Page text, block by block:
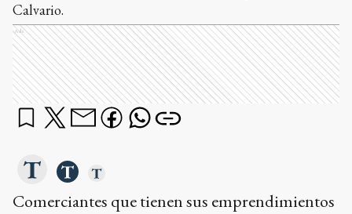
Calvario.
Ads
Comerciantes que tienen sus emprendimientos